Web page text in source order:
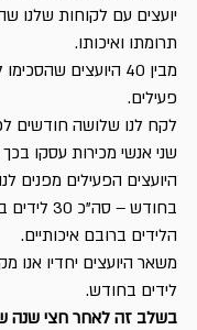
יועצים עם לקוחות שלנו
תרומתו ואיכותו.
פעילים.
לקח לנו שלושה חודשים
שני אנשי מכירות עסקו בכך 50% מזמנם.
בחודש – סה”כ 30 לידים בחודש.
הלידים ברובם איכותיים.
משאר היועצים יחדיו אנו
לידים בחודש.
בשלב זה לאחר חצי שנה